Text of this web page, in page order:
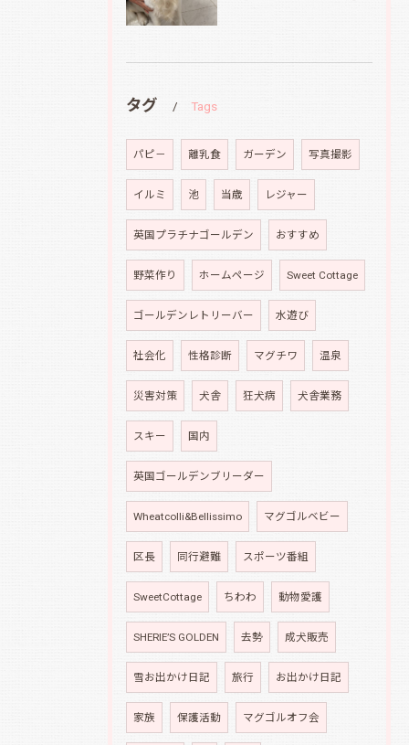
タグ Tags
パピ－ 離乳食 ガーデン 写真撮影
イルミ 池 当歳 レジャー
英国プラチナゴールデン おすすめ
野菜作り ホームページ Sweet Cottage
ゴールデンレトリーバー 水遊び
社会化 性格診断 マグチワ 温泉
災害対策 犬舎 狂犬病 犬舎業務
スキー 国内
英国ゴールデンブリーダー
Wheatcolli&Bellissimo マグゴルベビー
区長 同行避難 スポーツ番組
SweetCottage ちわわ 動物愛護
SHERIE’S GOLDEN 去勢 成犬販売
雪お出かけ日記 旅行 お出かけ日記
家族 保護活動 マグゴルオフ会